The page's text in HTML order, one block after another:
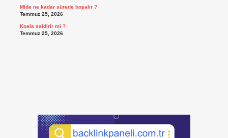
Mide ne kadar sürede boşalır ?
Temmuz 25, 2026
Koala saldirir mi ?
Temmuz 25, 2026